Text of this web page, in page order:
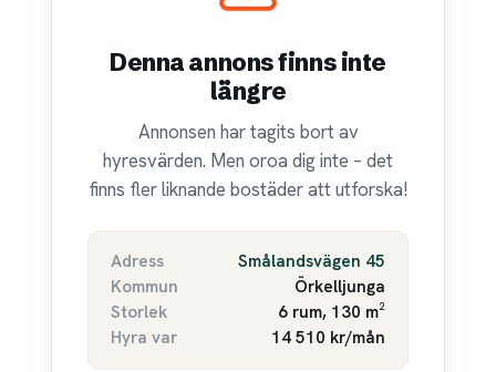
Denna annons finns inte
längre
Annonsen har tagits bort av
hyresvärden. Men oroa dig inte – det
finns fler liknande bostäder att utforska!
Adress
Smålandsvägen 45
Kommun
Örkelljunga
Storlek
6 rum, 130 m²
Hyra var
14 510 kr/mån